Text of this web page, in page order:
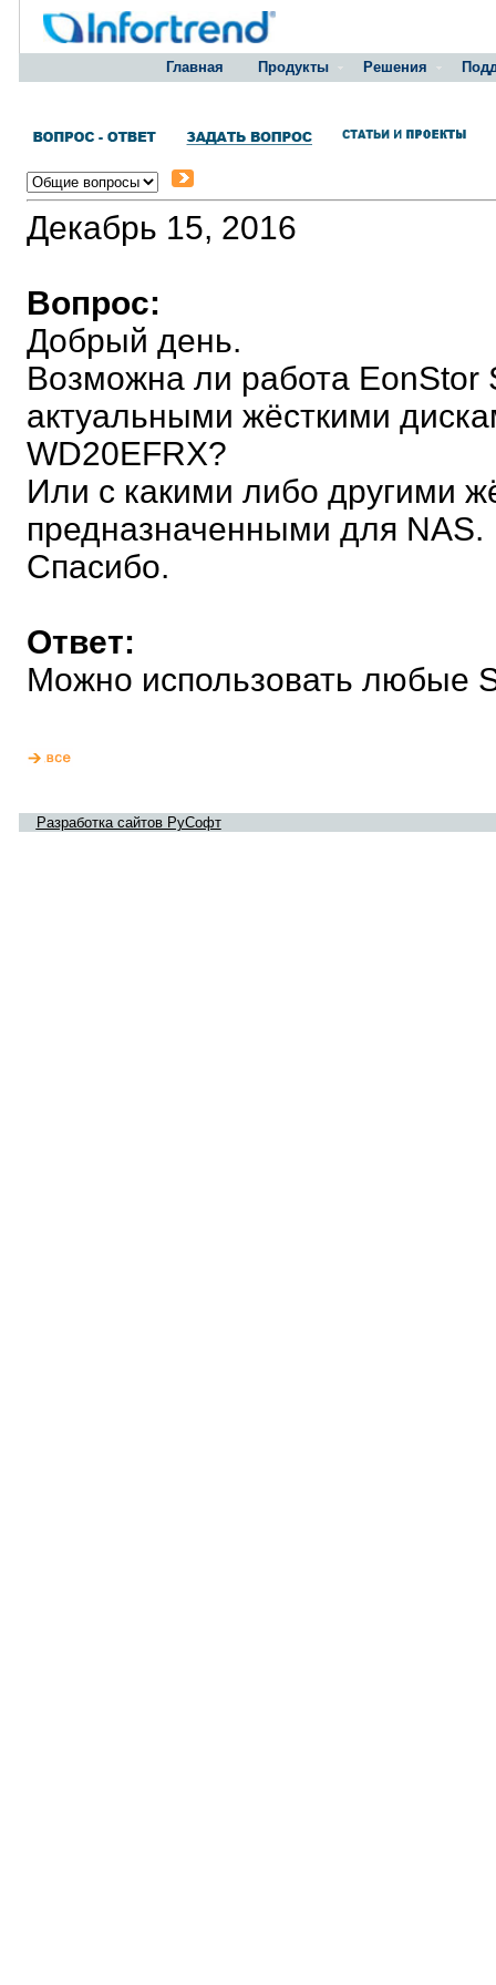
Главная Продукты Решения
Декабрь 15, 2016
Вопрос:
Добрый день.
Возможна ли работа EonStor
актуальными жёсткими
WD20EFRX?
Или с какими либо другими
предназначенными для NAS.
Спасибо.
Ответ:
Можно использовать любые
Разработка сайтов РуСофт